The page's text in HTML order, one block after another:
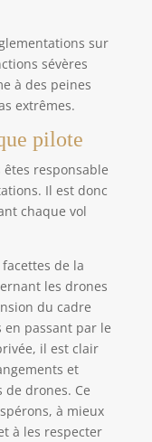
sur
sévères
à des peines
extrêmes.
pilote
responsable
Il est donc
chaque vol
de la
les drones
du cadre
passant par le
il est clair
et
drones. Ce
à mieux
à les respecter